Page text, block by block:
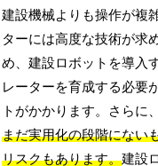
建設機械よりも操作が複
ターには高度な技術が求
め、建設ロボットを導入
レーターを育成する必要
トがかかります。さらに
まだ実用化の段階にない
リスクもあります。建設